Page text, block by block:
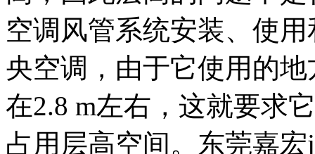
空调风管系统安装、使
央空调，由于它使用的
在2.8 m左右，这就要求
占用层高空间。东莞嘉